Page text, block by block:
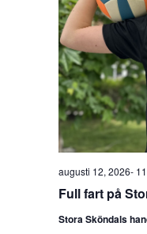
Full fart på
augusti 12, 2026-
Stora Sköndals